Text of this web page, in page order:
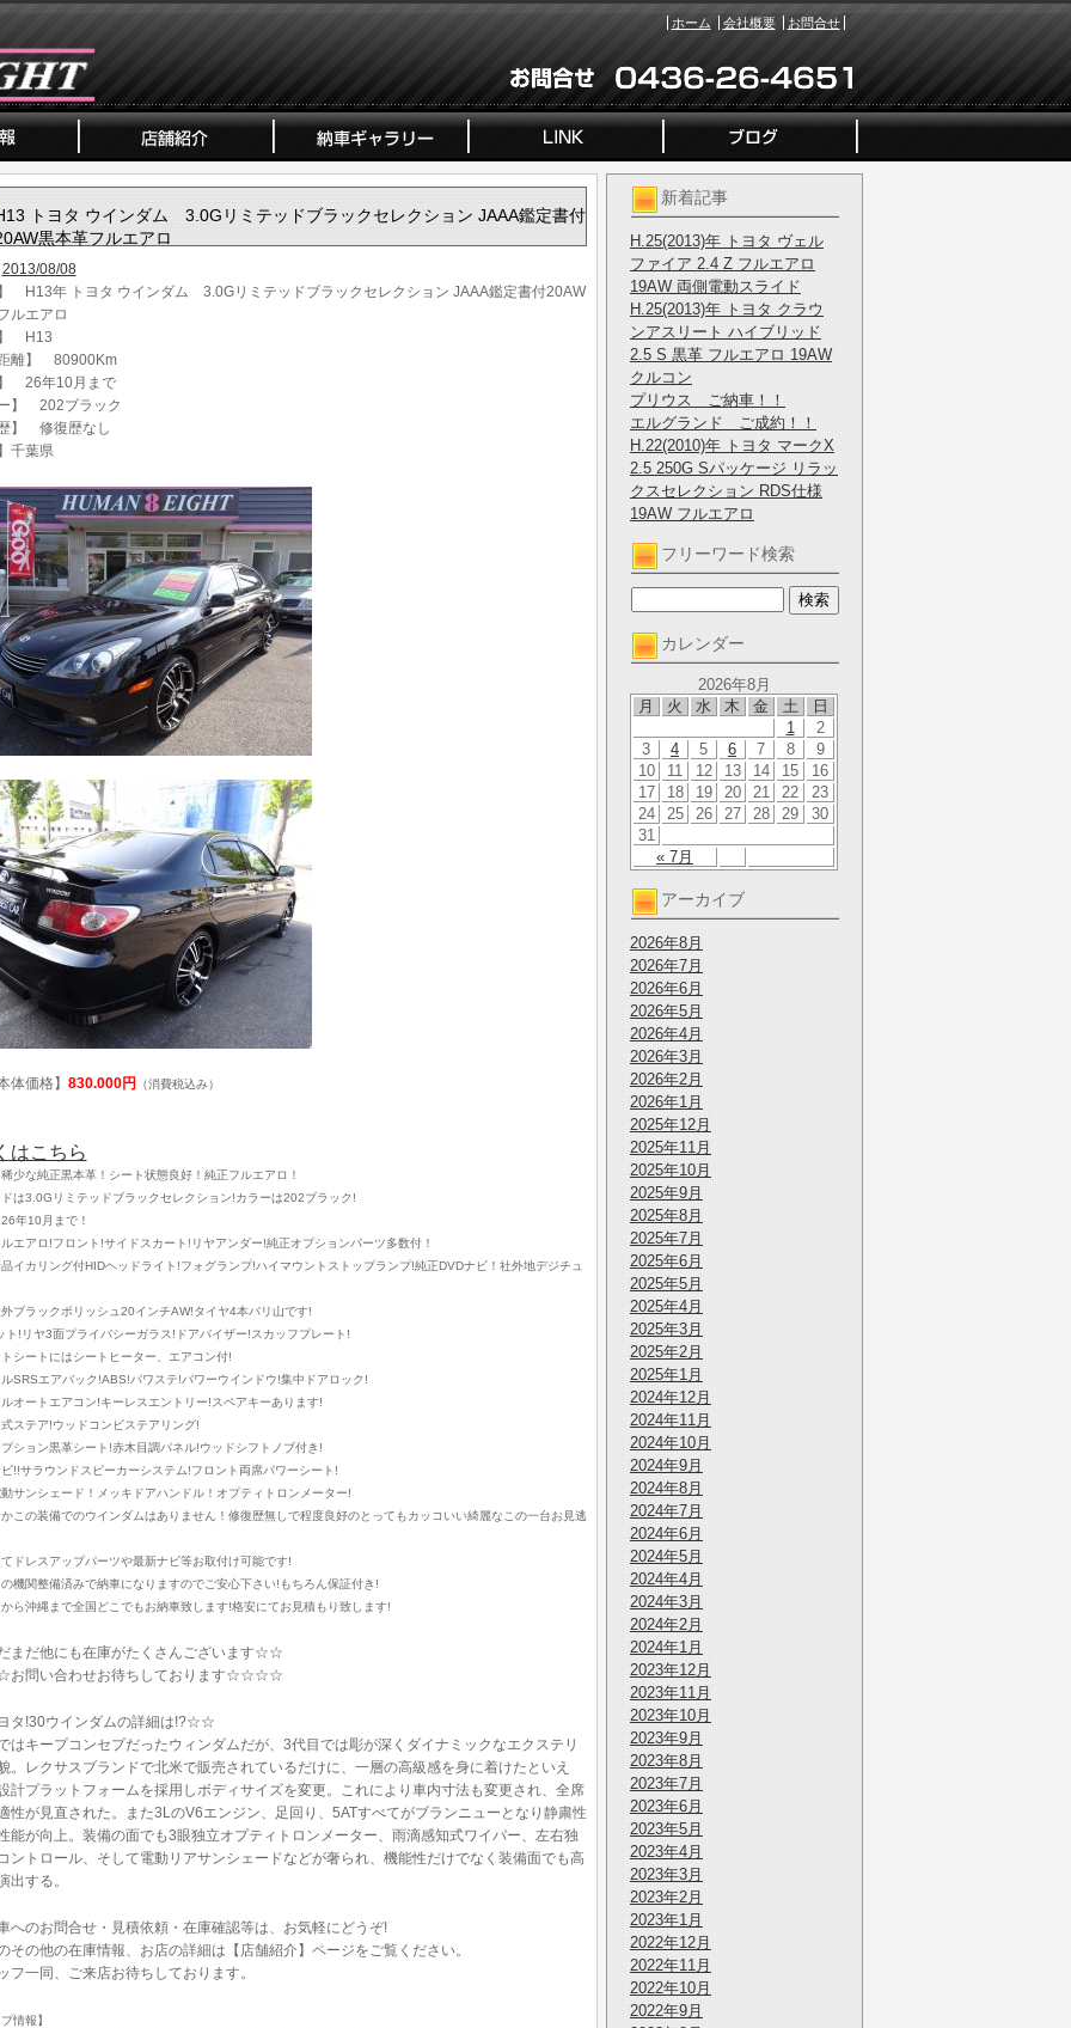
ホーム 会社概要 お問合せ
新着記事
H.25(2013)年 トヨタ ヴェル
ファイア 2.4 Z フルエアロ
19AW 両側電動スライド
H.25(2013)年 トヨタ クラウ
ンアスリート ハイブリッド
2.5 S 黒革 フルエアロ 19AW
クルコン
プリウス ご納車！！
エルグランド ご成約！！
H.22(2010)年 トヨタ マークX
2.5 250G Sパッケージ リラッ
クスセレクション RDS仕様
19AW フルエアロ
フリーワード検索
カレンダー
2026年8月
月
火 水 木 金 土 日
« 7月
1
2
3
4 5 6 7 8
9
10
11 12 13 14 15
16
17
18 19 20 21 22
23
24
25 26 27 28 29
30
31
アーカイブ
2026年8月
2026年7月
2026年6月
2026年5月
2026年4月
2026年3月
2026年2月
2026年1月
2025年12月
2025年11月
2025年10月
2025年9月
2025年8月
2025年7月
2025年6月
2025年5月
2025年4月
2025年3月
2025年2月
2025年1月
2024年12月
2024年11月
2024年10月
2024年9月
2024年8月
2024年7月
2024年6月
2024年5月
2024年4月
2024年3月
2024年2月
2024年1月
2023年12月
2023年11月
2023年10月
2023年9月
2023年8月
2023年7月
2023年6月
2023年5月
2023年4月
2023年3月
2023年2月
2023年1月
2022年12月
2022年11月
2022年10月
2022年9月
トヨタ ウインダム 3.0Gリミテッドブラックセレクション JAAA鑑定書付
黒本革フルエアロ
2013/08/08
】 H13年 トヨタ ウインダム 3.0Gリミテッドブラックセレクション JAAA鑑定書付20AW
ルエアロ
】 H13
距離】 80900Km
】 26年10月まで
ー】 202ブラック
歴】 修復歴なし
千葉県
体価格】 830.000円 （消費税込み）
はこちら
少な純正黒本革！シート状態良好！純正フルエアロ！
は3.0Gリミテッドブラックセレクション!カラーは202ブラック!
年10月まで！
エアロ!フロント!サイドスカート!リヤアンダー!純正オプションパーツ多数付！
イカリング付HIDヘッドライト!フォグランプ!ハイマウントストップランプ!純正DVDナビ！社外地デジチュ
ブラックポリッシュ20インチAW!タイヤ4本バリ山です!
!リヤ3面プライバシーガラス!ドアバイザー!スカッフプレート!
シートにはシートヒーター、エアコン付!
SRSエアバック!ABS!パワステ!パワーウインドウ!集中ドアロック!
オートエアコン!キーレスエントリー!スペアキーあります!
ステア!ウッドコンビステアリング!
ション黒革シート!赤木目調パネル!ウッドシフトノブ付き!
!!サラウンドスピーカーシステム!フロント両席パワーシート!
サンシェード！メッキドアハンドル！ オプティトロンメーター!
この装備でのウインダムはありません！修復歴無しで程度良好のとってもカッコいい綺麗なこの一台お見逃
ドレスアップパーツや最新ナビ等お取付け可能です!
機関整備済みで納車になりますのでご安心下さい!もちろん保証付き!
ら沖縄まで全国どこでもお納車致します!格安にてお見積もり致します!
だ他にも在庫がたくさんございます☆☆
問い合わせお待ちしております☆☆☆☆
タ!30ウインダムの詳細は!?☆☆
はキープコンセプだったウィンダムだが、3代目では彫が深くダイナミックなエクステリ
。レクサスブランドで北米で販売されているだけに、一層の高級感を身に着けたといえ
計プラットフォームを採用しボディサイズを変更。これにより車内寸法も変更され、全席
性が見直された。また3LのV6エンジン、足回り、5ATすべてがブランニューとなり静粛性
能が向上。装備の面でも3眼独立オプティトロンメーター、雨滴感知式ワイパー、左右独
ントロール、そして電動リアサンシェードなどが奢られ、機能性だけでなく装備面でも高
出する。
へのお問合せ・見積依頼・在庫確認等は、お気軽にどうぞ!
その他の在庫情報、お店の詳細は【店舗紹介】ページをご覧ください。
フ一同、ご来店お待ちしております。
プ情報】